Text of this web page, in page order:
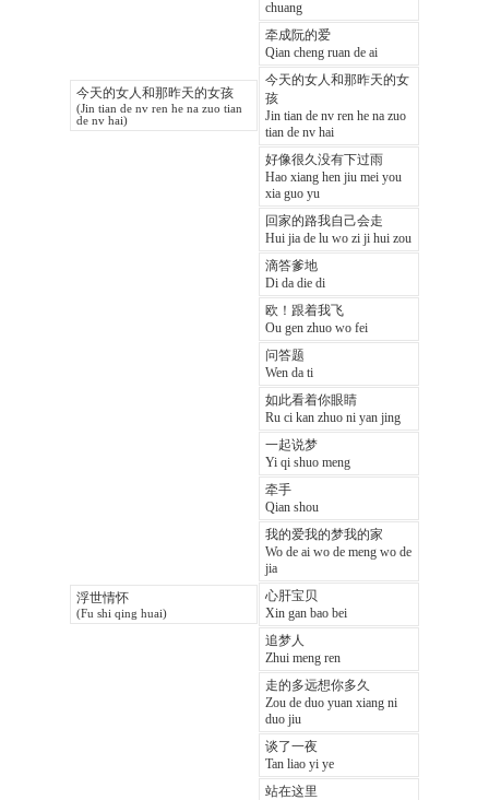
chuang
牵成阮的爱
Qian cheng ruan de ai
今天的女人和那昨天的女孩
(Jin tian de nv ren he na zuo tian
de nv hai)
今天的女人和那昨天的女
孩
Jin tian de nv ren he na zuo
tian de nv hai
好像很久没有下过雨
Hao xiang hen jiu mei you
xia guo yu
回家的路我自己会走
Hui jia de lu wo zi ji hui zou
滴答爹地
Di da die di
欧！跟着我飞
Ou gen zhuo wo fei
问答题
Wen da ti
如此看着你眼睛
Ru ci kan zhuo ni yan jing
一起说梦
Yi qi shuo meng
牵手
Qian shou
我的爱我的梦我的家
Wo de ai wo de meng wo de
jia
浮世情怀
(Fu shi qing huai)
心肝宝贝
Xin gan bao bei
追梦人
Zhui meng ren
走的多远想你多久
Zou de duo yuan xiang ni
duo jiu
谈了一夜
Tan liao yi ye
站在这里